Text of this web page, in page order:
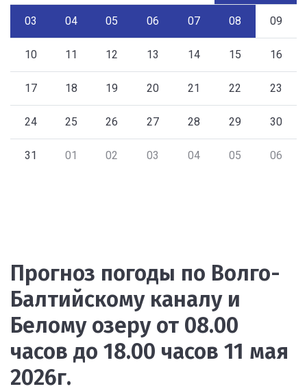
03 04 05 06 07 08 09
10 11 12 13 14 15 16
17 18 19 20 21 22 23
24 25 26 27 28 29 30
31 01 02 03 04 05 06
Прогноз погоды по Волго-
Балтийскому каналу и
Белому озеру от 08.00
часов до 18.00 часов 11 мая
2026г.